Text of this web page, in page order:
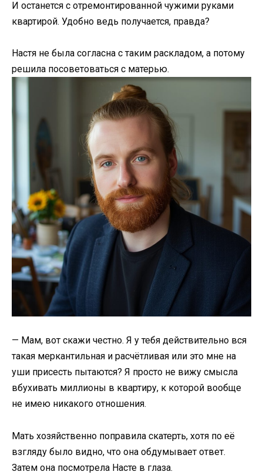
И останется с отремонтированной чужими руками
квартирой. Удобно ведь получается, правда?
Настя не была согласна с таким раскладом, а потому
решила посоветоваться с матерью.
— Мам, вот скажи честно. Я у тебя действительно вся
такая меркантильная и расчётливая или это мне на
уши присесть пытаются? Я просто не вижу смысла
вбухивать миллионы в квартиру, к которой вообще
не имею никакого отношения.
Мать хозяйственно поправила скатерть, хотя по её
взгляду было видно, что она обдумывает ответ.
Затем она посмотрела Насте в глаза.